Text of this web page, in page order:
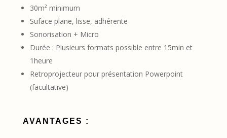
30m² minimum
Suface plane, lisse, adhérente
Sonorisation + Micro
Durée : Plusieurs formats possible entre 15min et
1heure
Retroprojecteur pour présentation Powerpoint
(facultative)
AVANTAGES :